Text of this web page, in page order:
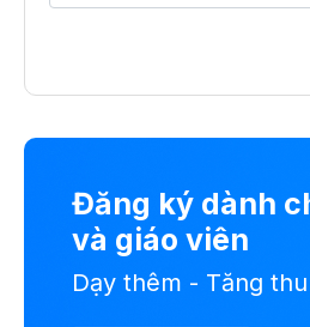
Đăng ký dành
và giáo viên
Dạy thêm - Tăng